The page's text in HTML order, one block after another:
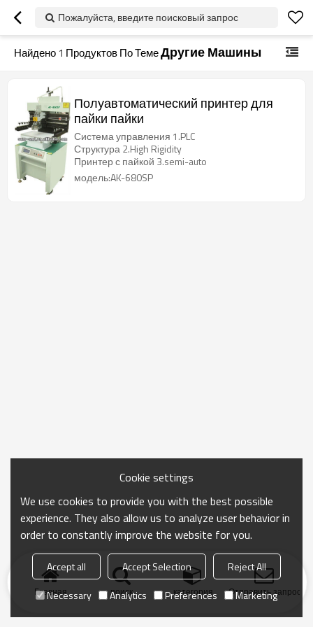
Пожалуйста, введите поисковый запрос
Найдено 1 Продуктов По ТемеДругие Машины
Полуавтоматический принтер для
пайки пайки
Система управления 1.PLC
Структура 2.High Rigidity
Принтер с пайкой 3.semi-auto
модель:AK-680SP
Главная поиск категория Отправить запрос
Cookie settings
We use cookies to provide you with the best possible
experience. They also allow us to analyze user behavior in
order to constantly improve the website for you.
Accept all Accept Selection
Reject All
Necessary
Analytics Preferences Marketing